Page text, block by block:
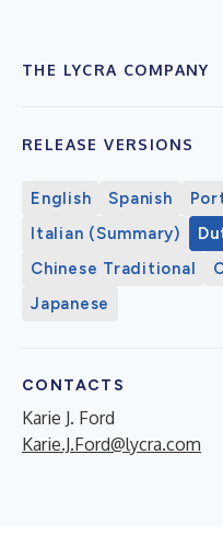
THE LYCRA COMPANY
RELEASE VERSIONS
English Spanish
Italian (Summary)
Chinese Traditional
Japanese
CONTACTS
Karie J. Ford
Karie.J.Ford@lycra.com